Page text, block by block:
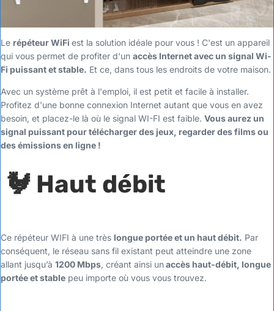
Le répéteur WiFi est la solution idéale pour vous ! C'est un appareil
qui vous permet de profiter d'un accès Internet avec un signal Wi-
Fi puissant et stable. Et ce, dans tous les endroits de votre maison.
Avec un système prêt à l'emploi, il est petit et facile à installer.
Profitez d'une bonne connexion Internet autant que vous en avez
besoin, et placez-le là où le signal WI-FI est faible. Vous aurez un
signal puissant pour télécharger des jeux, regarder des films ou
des émissions en ligne !
🐓 Haut débit
Ce répéteur WIFI à une très longue portée et un haut débit. Par
conséquent, le réseau sans fil existant peut atteindre une zone
allant jusqu’à 1200 Mbps, créant ainsi unaccès haut-débit, longue
portée et stable peu importe où vous vous trouvez.